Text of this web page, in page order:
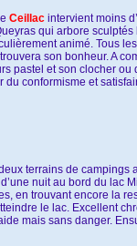
Ceillac intervient moins
qui arbore
animé. Tous
son bonheur. A
pastel et son clocher
du conformisme et
terrains de campings
nuit au bord du lac
en trouvant encore la
le lac. Excellent
mais sans danger.